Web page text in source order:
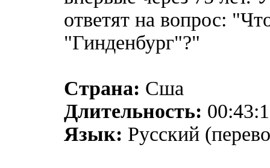
ответят на вопрос:
"Гинденбург"?"
Страна: Сша
Длительность:
Язык: Русский